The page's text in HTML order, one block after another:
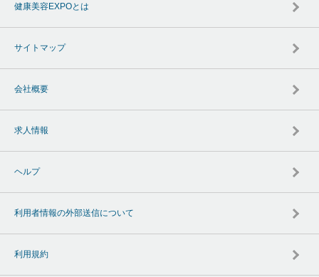
健康美容EXPOとは
サイトマップ
会社概要
求人情報
ヘルプ
利用者情報の外部送信について
利用規約